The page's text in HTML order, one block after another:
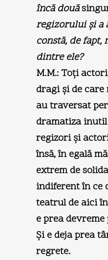
încă două
regizorului şi a
constă, de
dintre ele?
M.M.:Toţi
dragi şi de care
au traversat
dramatiza
regizori şi
însă, în egală
extrem de
indiferent în ce
teatrul de aici
e prea
Şi e deja prea
regrete.